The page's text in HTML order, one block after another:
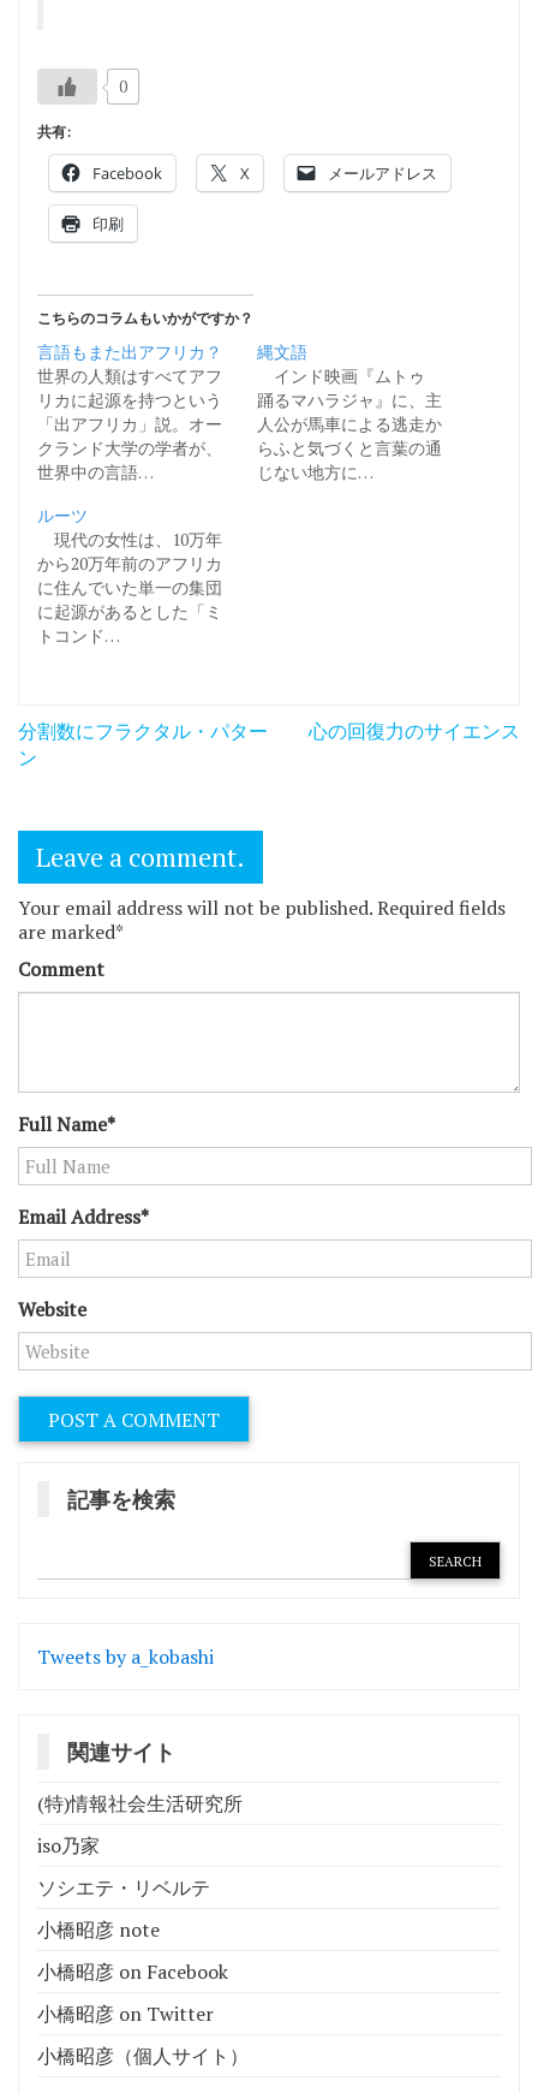
0
共有:
Facebook X メールアドレス
印刷
こちらのコラムもいかがですか？
言語もまた出アフリカ？
世界の人類はすべてアフ
リカに起源を持つという
「出アフリカ」説。オー
クランド大学の学者が、
世界中の言語…
縄文語
インド映画『ムトゥ
踊るマハラジャ』に、主
人公が馬車による逃走か
らふと気づくと言葉の通
じない地方に…
ルーツ
現代の女性は、10万年
から20万年前のアフリカ
に住んでいた単一の集団
に起源があるとした「ミ
トコンド…
投
稿
ビ
ゲ
ー
シ
ョ
分割数にフラクタル・パター
ン
心の回復力のサイエンス
Leave a comment.
Your email address will not be published. Required fields
are marked*
Comment
Full Name*
Email Address*
Website
記事を検索
Tweets by a_kobashi
関連サイト
(特)情報社会生活研究所
iso乃家
ソシエテ・リベルテ
小橋昭彦 note
小橋昭彦 on Facebook
小橋昭彦 on Twitter
小橋昭彦（個人サイト）